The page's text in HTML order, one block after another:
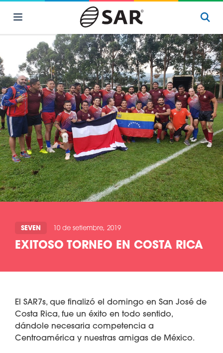
SEVEN 10 de setiembre, 2019
EXITOSO TORNEO EN COSTA RICA
El SAR7s, que finalizó el domingo en San José de
Costa Rica, fue un éxito en todo sentido,
dándole necesaria competencia a
Centroamérica y nuestras amigas de México.